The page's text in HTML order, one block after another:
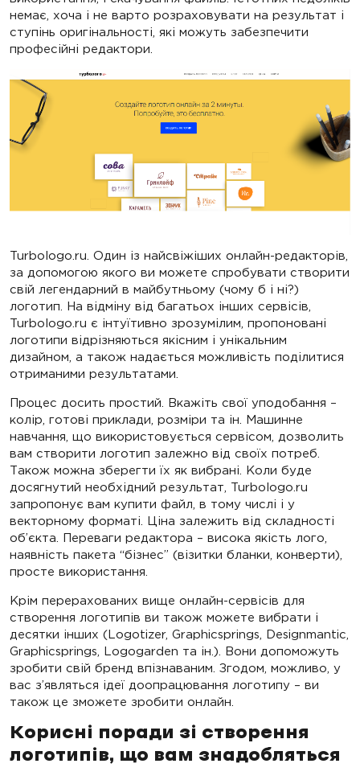
немає, хоча і не варто розраховувати на результат і
ступінь оригінальності, які можуть забезпечити
професійні редактори.
Turbologo.ru. Один із найсвіжіших онлайн-редакторів,
за допомогою якого ви можете спробувати створити
свій легендарний в майбутньому (чому б і ні?)
логотип. На відміну від багатьох інших сервісів,
Turbologo.ru є інтуїтивно зрозумілим, пропоновані
логотипи відрізняються якісним і унікальним
дизайном, а також надається можливість поділитися
отриманими результатами.
Процес досить простий. Вкажіть свої уподобання –
колір, готові приклади, розміри та ін. Машинне
навчання, що використовується сервісом, дозволить
вам створити логотип залежно від своїх потреб.
Також можна зберегти їх як вибрані. Коли буде
досягнутий необхідний результат, Turbologo.ru
запропонує вам купити файл, в тому числі і у
векторному форматі. Ціна залежить від складності
об’єкта. Переваги редактора – висока якість лого,
наявність пакета “бізнес” (візитки бланки, конверти),
просте використання.
Крім перерахованих вище онлайн-сервісів для
створення логотипів ви також можете вибрати і
десятки інших (Logotizer, Graphicsprings, Designmantic,
Graphicsprings, Logogarden та ін.). Вони допоможуть
зробити свій бренд впізнаваним. Згодом, можливо, у
вас з’являться ідеї доопрацювання логотипу – ви
також це зможете зробити онлайн.
Корисні поради зі створення
логотипів, що вам знадобляться